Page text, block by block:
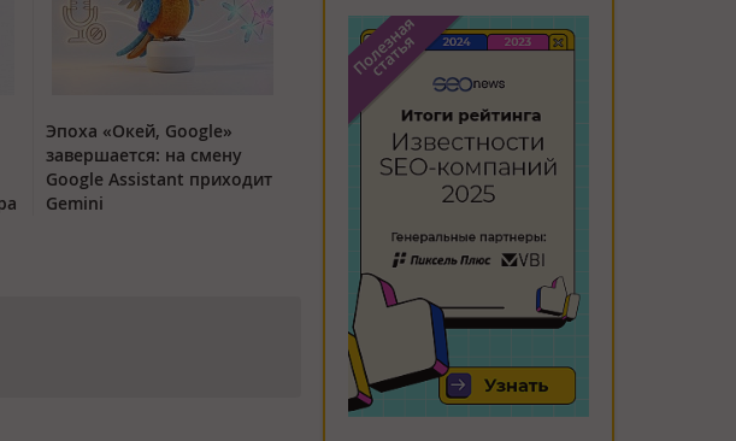
Эпоха «Окей, Google»
завершается: на смену
Google Assistant приходит
Gemini